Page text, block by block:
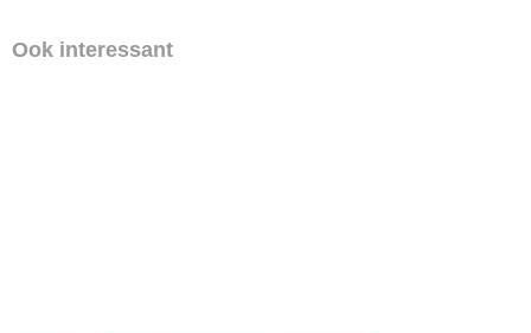
Ook interessant